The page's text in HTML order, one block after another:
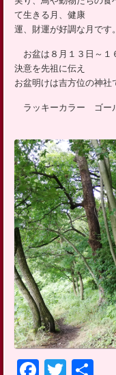
て生きる月、健康
運、財運が好調な月です。
お盆は８月１３日～１
決意を先祖に伝え
お盆明けは吉方位の神社
ラッキーカラー ゴー